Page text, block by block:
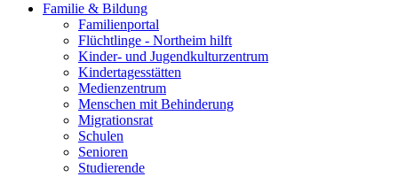
Familie & Bildung
Familienportal
Flüchtlinge - Northeim hilft
Kinder- und Jugendkulturzentrum
Kindertagesstätten
Medienzentrum
Menschen mit Behinderung
Migrationsrat
Schulen
Senioren
Studierende